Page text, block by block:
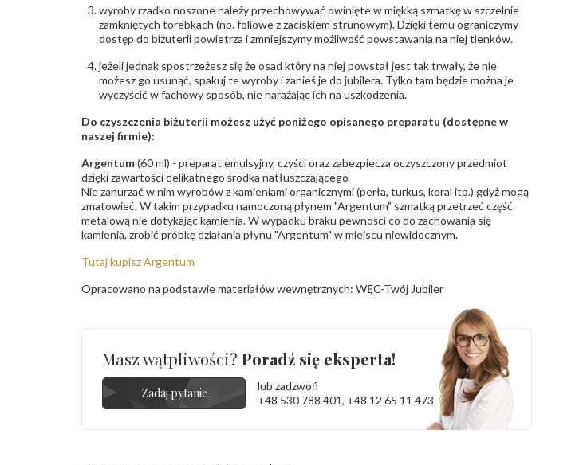
wyroby rzadko noszone należy przechowywać owinięte w miękką szmatkę w szczelnie
zamkniętych torebkach (np. foliowe z zaciskiem strunowym). Dzięki temu ograniczymy
dostęp do biżuterii powietrza i zmniejszymy możliwość powstawania na niej tlenków.
jeżeli jednak spostrzeżesz się że osad który na niej powstał jest tak trwały, że nie
możesz go usunąć, spakuj te wyroby i zanieś je do jubilera. Tylko tam będzie można je
wyczyścić w fachowy sposób, nie narażając ich na uszkodzenia.
Do czyszczenia biżuterii możesz użyć poniżego opisanego preparatu (dostępne w
naszej firmie):
Argentum(60 ml) - preparat emulsyjny, czyści oraz zabezpiecza oczyszczony przedmiot
dzięki zawartości delikatnego środka natłuszczającego
Nie zanurzać w nim wyrobów z kamieniami organicznymi (perła, turkus, koral itp.) gdyż mogą
zmatowieć. W takim przypadku namoczoną płynem "Argentum" szmatką przetrzeć część
metalową nie dotykając kamienia. W wypadku braku pewności co do zachowania się
kamienia, zrobić próbkę działania płynu "Argentum" w miejscu niewidocznym.
Tutaj kupisz Argentum
Opracowano na podstawie materiałów wewnętrznych: WĘC-Twój Jubiler
Masz wątpliwości? Poradź się eksperta!
Zadaj pytanie
lub zadzwoń
+48 530 788 401, +48 12 65 11 473